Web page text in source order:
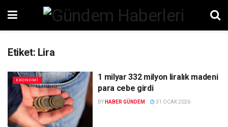
Etiket: Lira
EKONOMI
1 milyar 332 milyon liralık madeni
para cebe girdi
BY HABER GÜNDEM 31 OCAK 2026